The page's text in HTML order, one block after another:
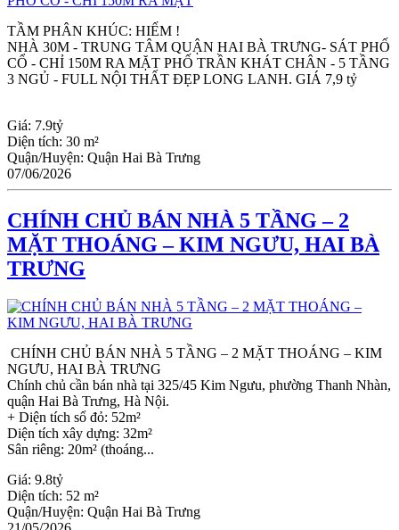
TẦM PHÂN KHÚC: HIẾM !
NHÀ 30M - TRUNG TÂM QUẬN HAI BÀ TRƯNG- SÁT PHỐ
CỔ - CHỈ 150M RA MẶT PHỐ TRẦN KHÁT CHÂN - 5 TẦNG
3 NGỦ - FULL NỘI THẤT ĐẸP LONG LANH. GIÁ 7,9 tỷ
Giá: 7.9tỷ
Diện tích: 30 m²
Quận/Huyện: Quận Hai Bà Trưng
07/06/2026
CHÍNH CHỦ BÁN NHÀ 5 TẦNG – 2
MẶT THOÁNG – KIM NGƯU, HAI BÀ
TRƯNG
CHÍNH CHỦ BÁN NHÀ 5 TẦNG – 2 MẶT THOÁNG – KIM
NGƯU, HAI BÀ TRƯNG
Chính chủ cần bán nhà tại 325/45 Kim Ngưu, phường Thanh Nhàn,
quận Hai Bà Trưng, Hà Nội.
+ Diện tích sổ đỏ: 52m²
Diện tích xây dựng: 32m²
Sân riêng: 20m² (thoáng...
Giá: 9.8tỷ
Diện tích: 52 m²
Quận/Huyện: Quận Hai Bà Trưng